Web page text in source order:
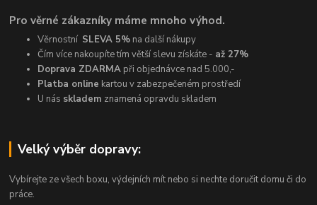
Pro věrné zákazníky máme mnoho výhod.
Věrnostní SLEVA 5% na další nákupy
Čím více nakoupíte tím větší slevu získáte - až 27%
Doprava ZDARMA při objednávce nad 5.000,-
Platba online kartou v zabezpečeném prostředí
U nás skladem znamená opravdu skladem
Velký výběr dopravy:
Vybírejte ze všech boxu, výdejních mít nebo si nechte doručit domu či do
práce.